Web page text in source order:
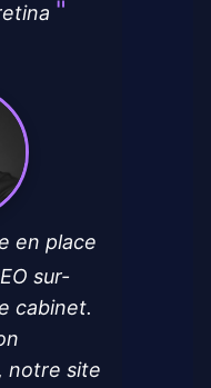
en place
sur-
cabinet.
notre site